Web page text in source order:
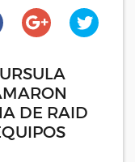
DE RAID